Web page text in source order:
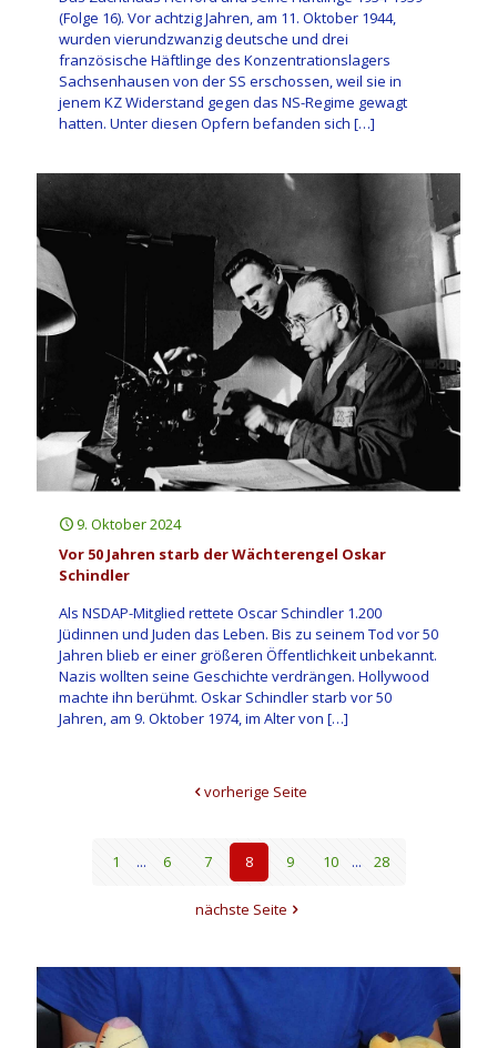
(Folge 16). Vor achtzig Jahren, am 11. Oktober 1944,
wurden vierundzwanzig deutsche und drei
französische Häftlinge des Konzentrationslagers
Sachsenhausen von der SS erschossen, weil sie in
jenem KZ Widerstand gegen das NS-Regime gewagt
hatten. Unter diesen Opfern befanden sich […]
9. Oktober 2024
Vor 50 Jahren starb der Wächterengel Oskar
Schindler
Als NSDAP-Mitglied rettete Oscar Schindler 1.200
Jüdinnen und Juden das Leben. Bis zu seinem Tod vor 50
Jahren blieb er einer größeren Öffentlichkeit unbekannt.
Nazis wollten seine Geschichte verdrängen. Hollywood
machte ihn berühmt. Oskar Schindler starb vor 50
Jahren, am 9. Oktober 1974, im Alter von […]
vorherige Seite
1 ... 6 7 8 9 10 ... 28
nächste Seite